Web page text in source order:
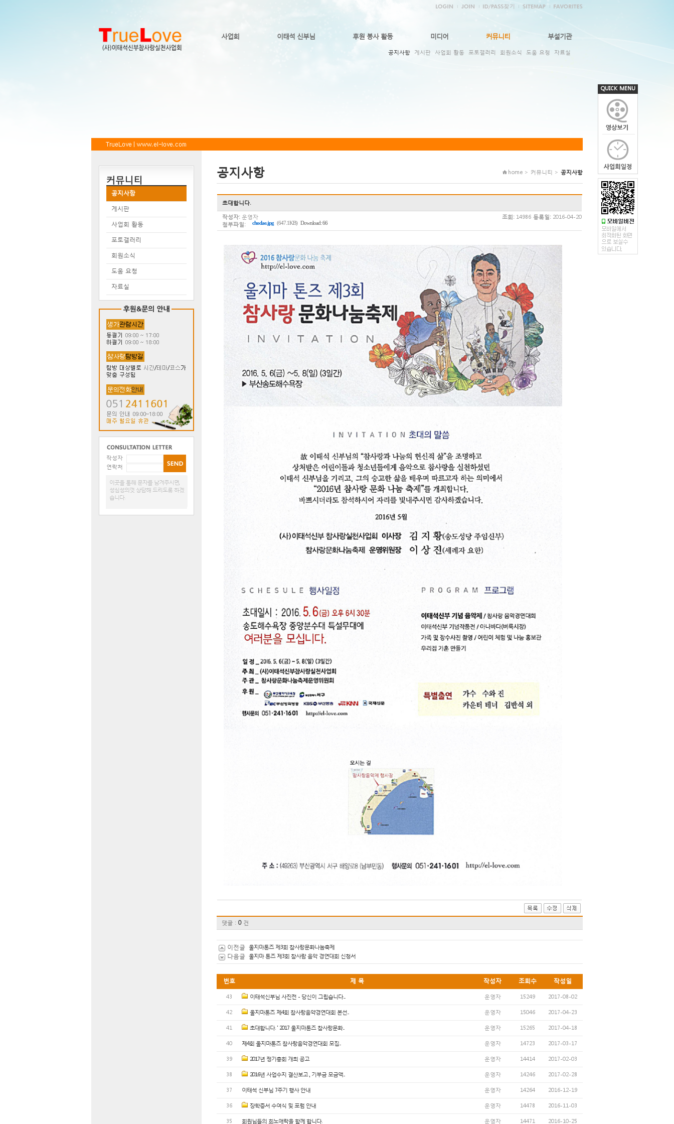
사업회 이태석 신부님 후원 봉사 활동 미디어 커뮤니티 부설기관
공지사항 게시판 사업회 활동 포토갤러리 회원소식 도움 요청 자료실
커뮤니티
공지사항
게시판
사업회 활동
포토갤러리
회원소식
도움 요청
자료실
작성자
연락처
이곳을 통해 문자를 남겨주시면,
성심성의껏 상담해 드리도록 하겠
습니다.
공지사항 home > 커뮤니티 > 공지사항
초대합니다.
작성자:운영자 조회:14986 등록일:2016-04-20
첨부파일:
chodae.jpg (647.1KB) Download: 66
댓글 : 0건
이전글 울지마톤즈 제3회 참사랑문화나눔축제
다음글 울지마 톤즈 제3회 참사람 음악 경연대회 신청서
번호 제 목 작성자 조회수 작성일
43 이태석신부님 사진전 - 당신이 그립습니다.... 운영자 15249 2017-08-02
42 울지마톤즈 제4회 참사랑음약경연대회 본선... 운영자 15046 2017-04-23
41 초대합니다. ' 2017 울지마톤즈 참사랑문화... 운영자 15265 2017-04-18
40 제4회 울지마톤즈 참사랑음악경연대회 모집... 운영자 14723 2017-03-17
39 2017년 정기총회 개최 공고 운영자 14414 2017-02-03
38 2016년 사업수지 결산보고 , 기부금 모금액... 운영자 14246 2017-02-28
37 이태석 신부님 7주기 행사 안내 운영자 14264 2016-12-19
36 장학증서 수여식 및 포럼 안내 운영자 14478 2016-11-03
35 회원님들의 희노애락을 함께 합니다. 운영자 14471 2016-10-25
QUICK MENU